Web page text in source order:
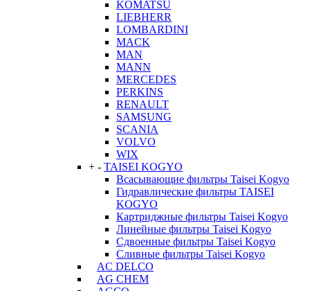
KOMATSU
LIEBHERR
LOMBARDINI
MACK
MAN
MANN
MERCEDES
PERKINS
RENAULT
SAMSUNG
SCANIA
VOLVO
WIX
+ - TAISEI KOGYO
Всасывающие фильтры Taisei Kogyo
Гидравлические фильтры TAISEI
KOGYO
Картриджные фильтры Taisei Kogyo
Линейные фильтры Taisei Kogyo
Сдвоенные фильтры Taisei Kogyo
Сливные фильтры Taisei Kogyo
AC DELCO
AG CHEM